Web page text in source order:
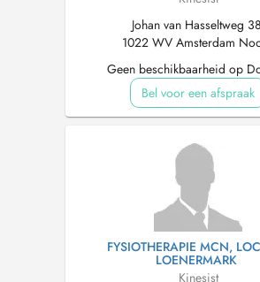
Johan van Hasseltweg
1022 WV Amsterdam
Geen beschikbaarheid op
Bel voor een afspraak
FYSIOTHERAPIE MCN,
LOENERMARK
Kinesist